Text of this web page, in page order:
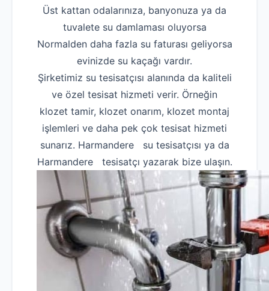
Üst kattan odalarınıza, banyonuza ya da
tuvalete su damlaması oluyorsa
Normalden daha fazla su faturası geliyorsa
evinizde su kaçağı vardır.
Şirketimiz su tesisatçısı alanında da kaliteli
ve özel tesisat hizmeti verir. Örneğin
klozet tamir, klozet onarım, klozet montaj
işlemleri ve daha pek çok tesisat hizmeti
sunarız. Harmandere su tesisatçısı ya da
Harmandere tesisatçı yazarak bize ulaşın.